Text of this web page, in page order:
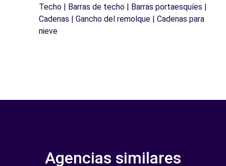
Techo | Barras de techo | Barras portaesquíes |
Cadenas | Gancho del remolque | Cadenas para
nieve
Agencias similares